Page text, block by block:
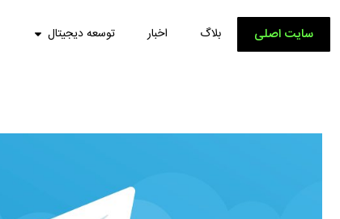
سایت اصلی بلاگ اخبار توسعه دیجیتال